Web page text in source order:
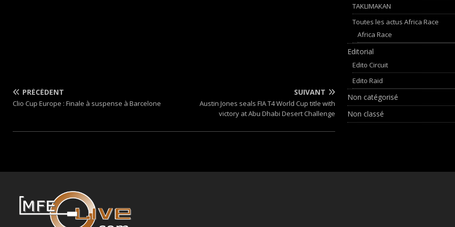
PRÉCÉDENT
Clio Cup Europe : Finale à suspense à Barcelone
SUIVANT
Austin Jones seals FIA T4 World Cup title with
victory at Abu Dhabi Desert Challenge
TAKLIMAKAN
Toutes les actus Africa Race
Africa Race
Editorial
Edito Circuit
Edito Raid
Non catégorisé
Non classé